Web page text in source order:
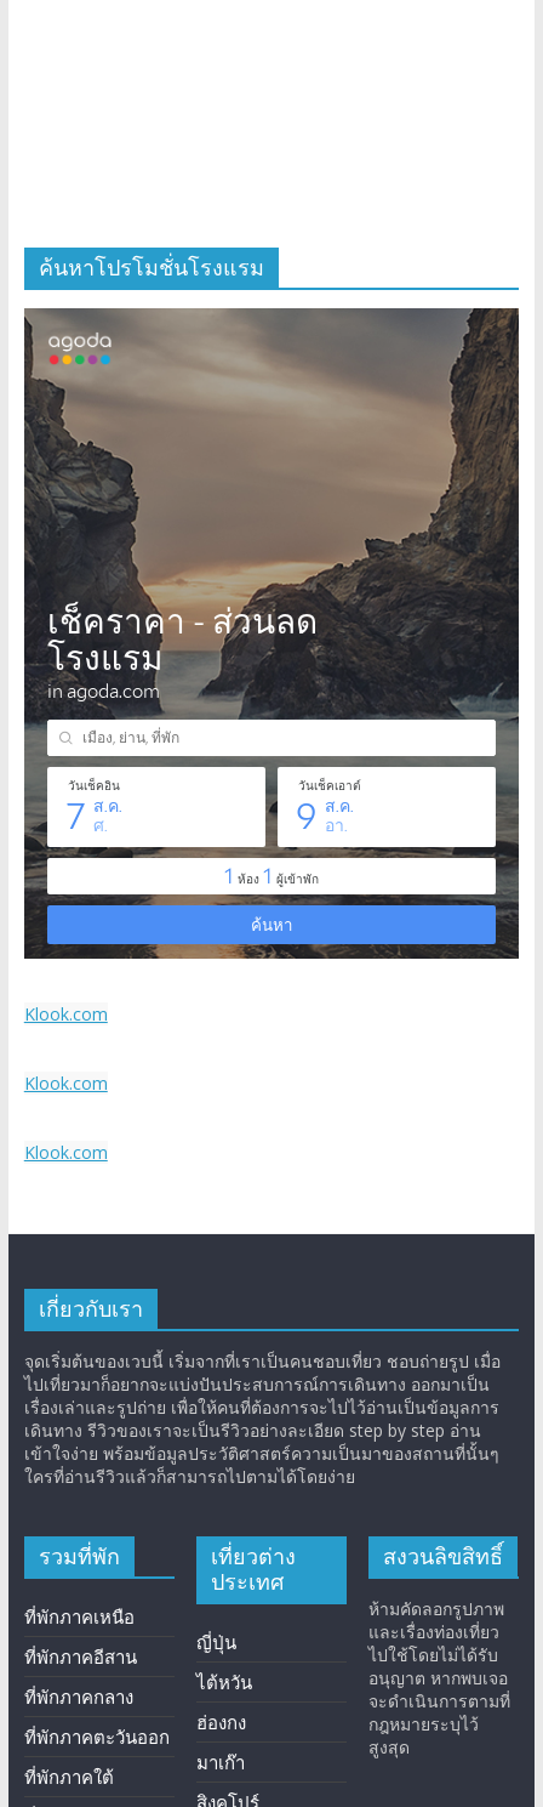
ค้นหาโปรโมชั่นโรงแรม
Klook.com
Klook.com
Klook.com
เกี่ยวกับเรา
จุดเริ่มต้นของเวบนี้ เริ่มจากที่เราเป็นคนชอบเที่ยว ชอบถ่ายรูป เมื่อ
ไปเที่ยวมาก็อยากจะแบ่งปันประสบการณ์การเดินทาง ออกมาเป็น
เรื่องเล่าและรูปถ่าย เพื่อให้คนที่ต้องการจะไปไว้อ่านเป็นข้อมูลการ
เดินทาง รีวิวของเราจะเป็นรีวิวอย่างละเอียด step by step อ่าน
เข้าใจง่าย พร้อมข้อมูลประวัติศาสตร์ความเป็นมาของสถานที่นั้นๆ
ใครที่อ่านรีวิวแล้วก็สามารถไปตามได้โดยง่าย
รวมที่พัก
ที่พักภาคเหนือ
ที่พักภาคอีสาน
ที่พักภาคกลาง
ที่พักภาคตะวันออก
ที่พักภาคใต้
เที่ยวต่าง
ประเทศ
ญี่ปุ่น
ไต้หวัน
ฮ่องกง
มาเก๊า
สิงคโปร์
สงวนลิขสิทธิ์
ห้ามคัดลอกรูปภาพ
และเรื่องท่องเที่ยว
ไปใช้โดยไม่ได้รับ
อนุญาต หากพบเจอ
จะดำเนินการตามที่
กฎหมายระบุไว้
สูงสุด